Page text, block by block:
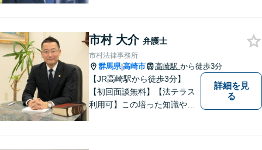
で連携し、問題解決に向けて
取り組みます。おひとりで悩
まずに、お気軽にお問い合わ
せください。
市村 大介 弁護士
市村法律事務所
群馬県|高崎市 高崎駅 から徒歩3分
【JR高崎駅から徒歩3分】
【初回面談無料】【法テラス
利用可】この培った知識や経
詳細を見
る